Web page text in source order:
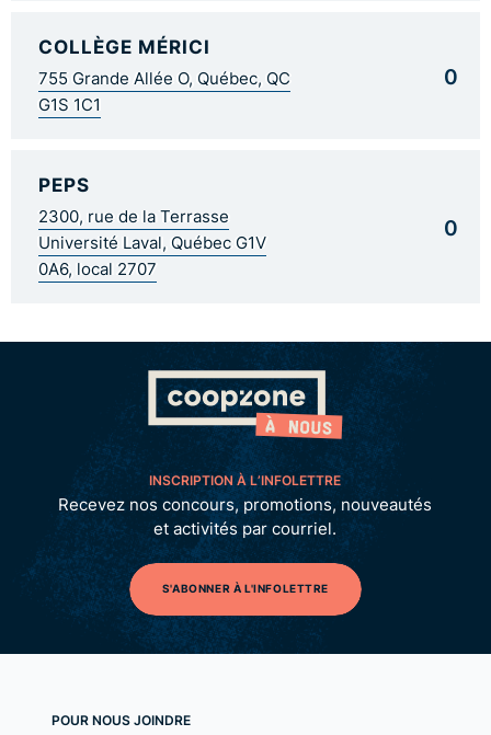
COLLÈGE MÉRICI
755 Grande Allée O, Québec, QC
G1S 1C1
0
PEPS
2300, rue de la Terrasse
Université Laval, Québec G1V
0A6, local 2707
0
INSCRIPTION À L’INFOLETTRE
Recevez nos concours, promotions, nouveautés
et activités par courriel.
S'ABONNER À L'INFOLETTRE
POUR NOUS JOINDRE